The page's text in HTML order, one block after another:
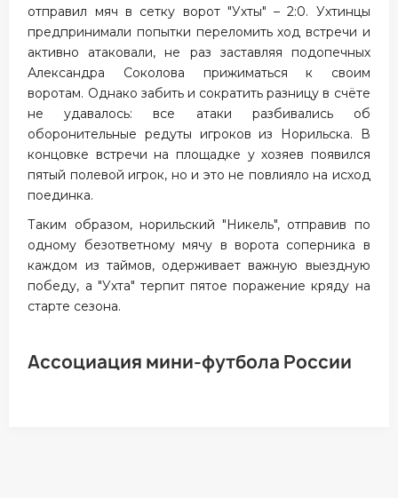
отправил мяч в сетку ворот "Ухты" – 2:0. Ухтинцы
предпринимали попытки переломить ход встречи и
активно атаковали, не раз заставляя подопечных
Александра Соколова прижиматься к своим
воротам. Однако забить и сократить разницу в счёте
не удавалось: все атаки разбивались об
оборонительные редуты игроков из Норильска. В
концовке встречи на площадке у хозяев появился
пятый полевой игрок, но и это не повлияло на исход
поединка.
Таким образом, норильский "Никель", отправив по
одному безответному мячу в ворота соперника в
каждом из таймов, одерживает важную выездную
победу, а "Ухта" терпит пятое поражение кряду на
старте сезона.
Ассоциация мини-футбола России